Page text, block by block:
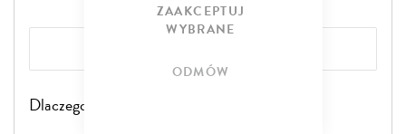
ZAAKCEPTUJ
WYBRANE
ODMÓW
Dlaczego warto założyć konto?